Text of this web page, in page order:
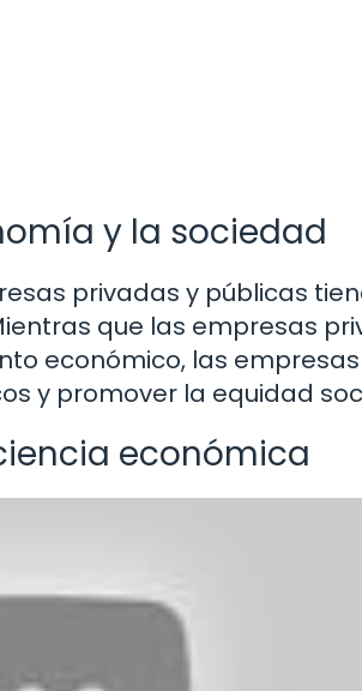
y la sociedad
privadas y públicas
que las empresas
económico, las
y promover la equidad
económica